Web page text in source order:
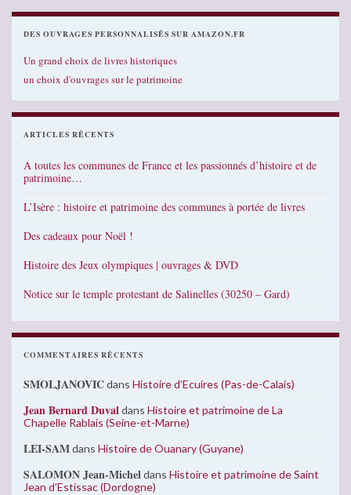
DES OUVRAGES PERSONNALISÉS SUR AMAZON.FR
Un grand choix de livres historiques
un choix d'ouvrages sur le patrimoine
ARTICLES RÉCENTS
A toutes les communes de France et les passionnés d’histoire et de
patrimoine…
L’Isère : histoire et patrimoine des communes à portée de livres
Des cadeaux pour Noël !
Histoire des Jeux olympiques | ouvrages & DVD
Notice sur le temple protestant de Salinelles (30250 – Gard)
COMMENTAIRES RÉCENTS
SMOLJANOVICdans Histoire d’Ecuires (Pas-de-Calais)
Jean Bernard Duvaldans Histoire et patrimoine de La
Chapelle Rablais (Seine-et-Marne)
LEI-SAMdans Histoire de Ouanary (Guyane)
SALOMON Jean-Micheldans Histoire et patrimoine de Saint
Jean d’Estissac (Dordogne)